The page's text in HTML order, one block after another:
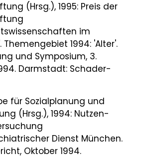
(Hrsg.), 1995: Preis der
im
Themengebiet 1994: 'Alter'.
und Symposium, 3.
Darmstadt: Schader-
für Sozialplanung und
(Hrsg.), 1994: Nutzen-
Dienst München.
Oktober 1994.